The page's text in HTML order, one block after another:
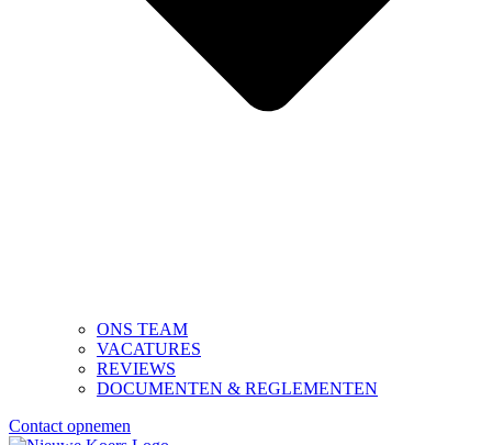
ONS TEAM
VACATURES
REVIEWS
DOCUMENTEN & REGLEMENTEN
Contact opnemen